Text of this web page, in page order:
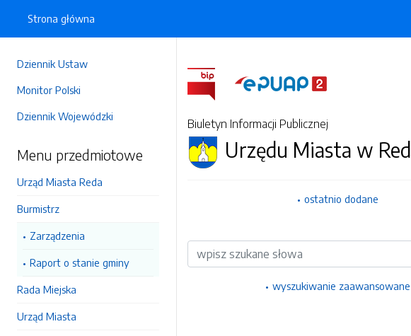
Dziennik Ustaw
Monitor Polski
Dziennik Wojewódzki
Menu przedmiotowe
Urząd Miasta Reda
Burmistrz
Zarządzenia
Raport o stanie gminy
Rada Miejska
Urząd Miasta
Strona główna
Biuletyn Informacji Publicznej
Urzędu Miasta w
ostatnio dodane
Wyszukiwarka
wyszukiwanie zaawansowane